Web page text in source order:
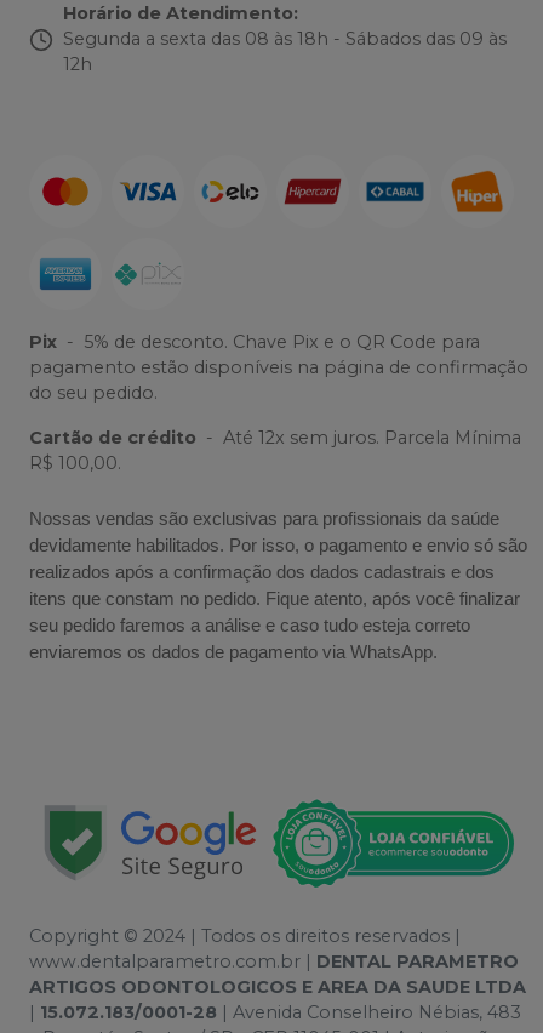
Horário de Atendimento:
Segunda a sexta das 08 às 18h - Sábados das 09 às
12h
Pix - 5% de desconto. Chave Pix e o QR Code para
pagamento estão disponíveis na página de confirmação
do seu pedido.
Cartão de crédito - Até 12x sem juros. Parcela Mínima
R$ 100,00.
Nossas vendas são exclusivas para profissionais da saúde
devidamente habilitados. Por isso, o pagamento e envio só são
realizados após a confirmação dos dados cadastrais e dos
itens que constam no pedido. Fique atento, após você finalizar
seu pedido faremos a análise e caso tudo esteja correto
enviaremos os dados de pagamento via WhatsApp.
Copyright © 2024 | Todos os direitos reservados |
www.dentalparametro.com.br | DENTAL PARAMETRO
ARTIGOS ODONTOLOGICOS E AREA DA SAUDE LTDA
| 15.072.183/0001-28 | Avenida Conselheiro Nébias, 483